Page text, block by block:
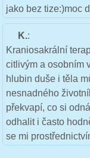
jako bez tize:)moc
K.:
Kraniosakrální
citlivým a osobním
hlubin duše i těla
nesnadného
překvapí, co si
odhalit i často
se mi